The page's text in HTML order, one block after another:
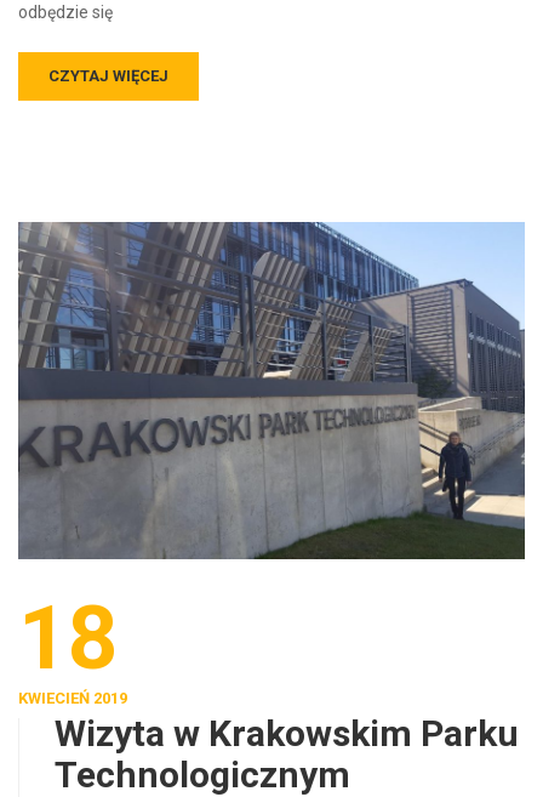
odbędzie się
CZYTAJ WIĘCEJ
18
KWIECIEŃ 2019
Wizyta w Krakowskim Parku
Technologicznym